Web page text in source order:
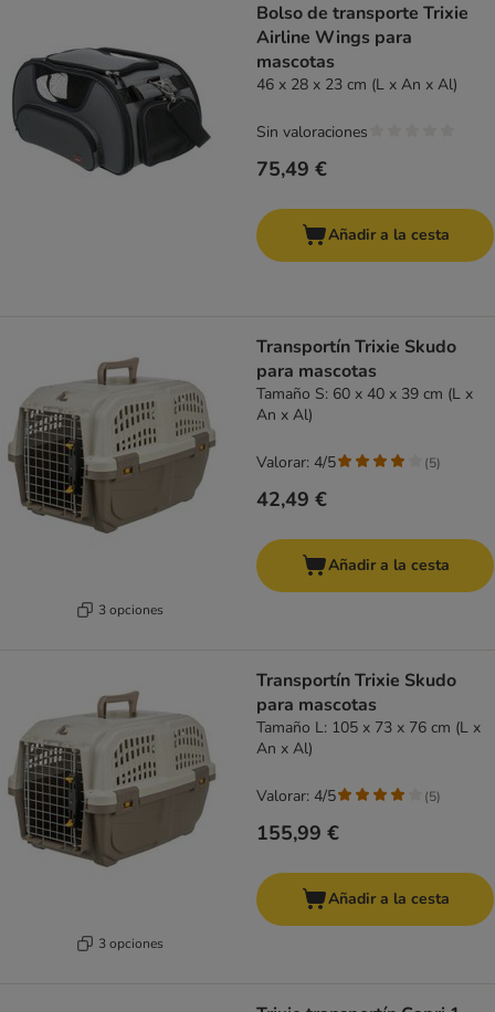
Bolso de transporte Trixie
Airline Wings para
mascotas
46 x 28 x 23 cm (L x An x Al)
75,49 €
Sin valoraciones
Añadir a la cesta
3 opciones
Transportín Trixie Skudo
para mascotas
Tamaño S: 60 x 40 x 39 cm (L x
An x Al)
42,49 €
Valorar: 4/5 (5)
Añadir a la cesta
3 opciones
Transportín Trixie Skudo
para mascotas
Tamaño L: 105 x 73 x 76 cm (L x
An x Al)
155,99 €
Valorar: 4/5 (5)
Añadir a la cesta